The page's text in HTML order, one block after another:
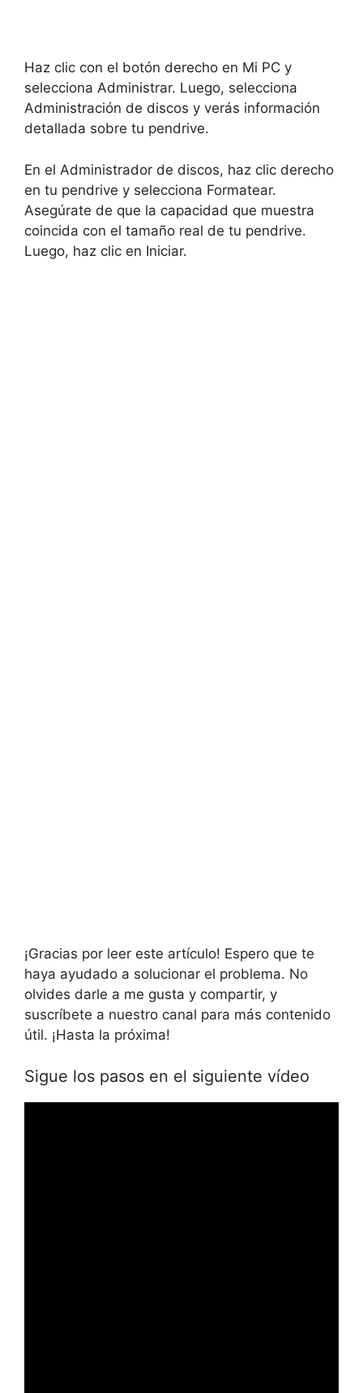
Haz clic con el botón derecho en Mi PC y
selecciona Administrar. Luego, selecciona
Administración de discos y verás información
detallada sobre tu pendrive.
En el Administrador de discos, haz clic derecho
en tu pendrive y selecciona Formatear.
Asegúrate de que la capacidad que muestra
coincida con el tamaño real de tu pendrive.
Luego, haz clic en Iniciar.
¡Gracias por leer este artículo! Espero que te
haya ayudado a solucionar el problema. No
olvides darle a me gusta y compartir, y
suscríbete a nuestro canal para más contenido
útil. ¡Hasta la próxima!
Sigue los pasos en el siguiente vídeo